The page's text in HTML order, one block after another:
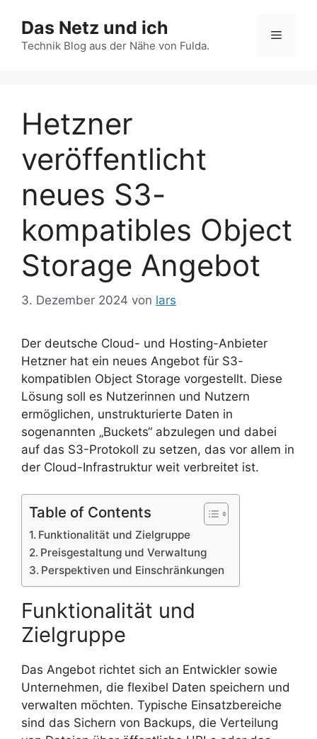
Inhalt
springen
Das Netz und ich
Technik Blog aus der Nähe von Fulda.
Menü
Hetzner
veröffentlicht
neues S3-
kompatibles Object
Storage Angebot
3. Dezember 2024 von lars
Der deutsche Cloud- und Hosting-Anbieter
Hetzner hat ein neues Angebot für S3-
kompatiblen Object Storage vorgestellt. Diese
Lösung soll es Nutzerinnen und Nutzern
ermöglichen, unstrukturierte Daten in
sogenannten „Buckets“ abzulegen und dabei
auf das S3-Protokoll zu setzen, das vor allem in
der Cloud-Infrastruktur weit verbreitet ist.
Table of Contents
Funktionalität und Zielgruppe
Preisgestaltung und Verwaltung
Perspektiven und Einschränkungen
Funktionalität und
Zielgruppe
Das Angebot richtet sich an Entwickler sowie
Unternehmen, die flexibel Daten speichern und
verwalten möchten. Typische Einsatzbereiche
sind das Sichern von Backups, die Verteilung